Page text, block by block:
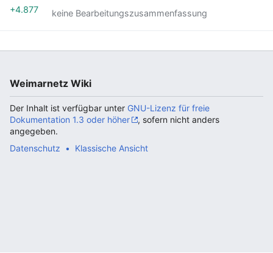
keine Bearbeitungszusammenfassung
+4.877
Weimarnetz Wiki
Der Inhalt ist verfügbar unter GNU-Lizenz für freie
Dokumentation 1.3 oder höher
, sofern nicht anders
angegeben.
Datenschutz
Klassische Ansicht